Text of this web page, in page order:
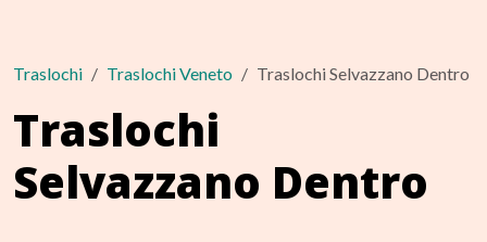
Traslochi Traslochi Veneto Traslochi Selvazzano Dentro
Traslochi
Selvazzano Dentro